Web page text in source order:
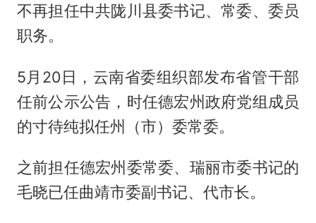
不再担任中共陇川县委书记、常委、委员
职务。
5月20日，云南省委组织部发布省管干部
任前公示公告，时任德宏州政府党组成员
的寸待纯拟任州（市）委常委。
之前担任德宏州委常委、瑞丽市委书记的
毛晓已任曲靖市委副书记、代市长。